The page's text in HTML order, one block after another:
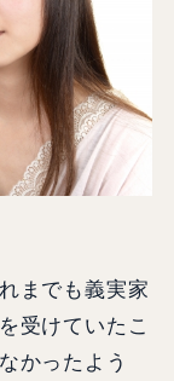
までも義実家
受けていたこ
かったよう